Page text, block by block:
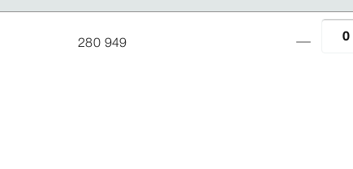
280 949